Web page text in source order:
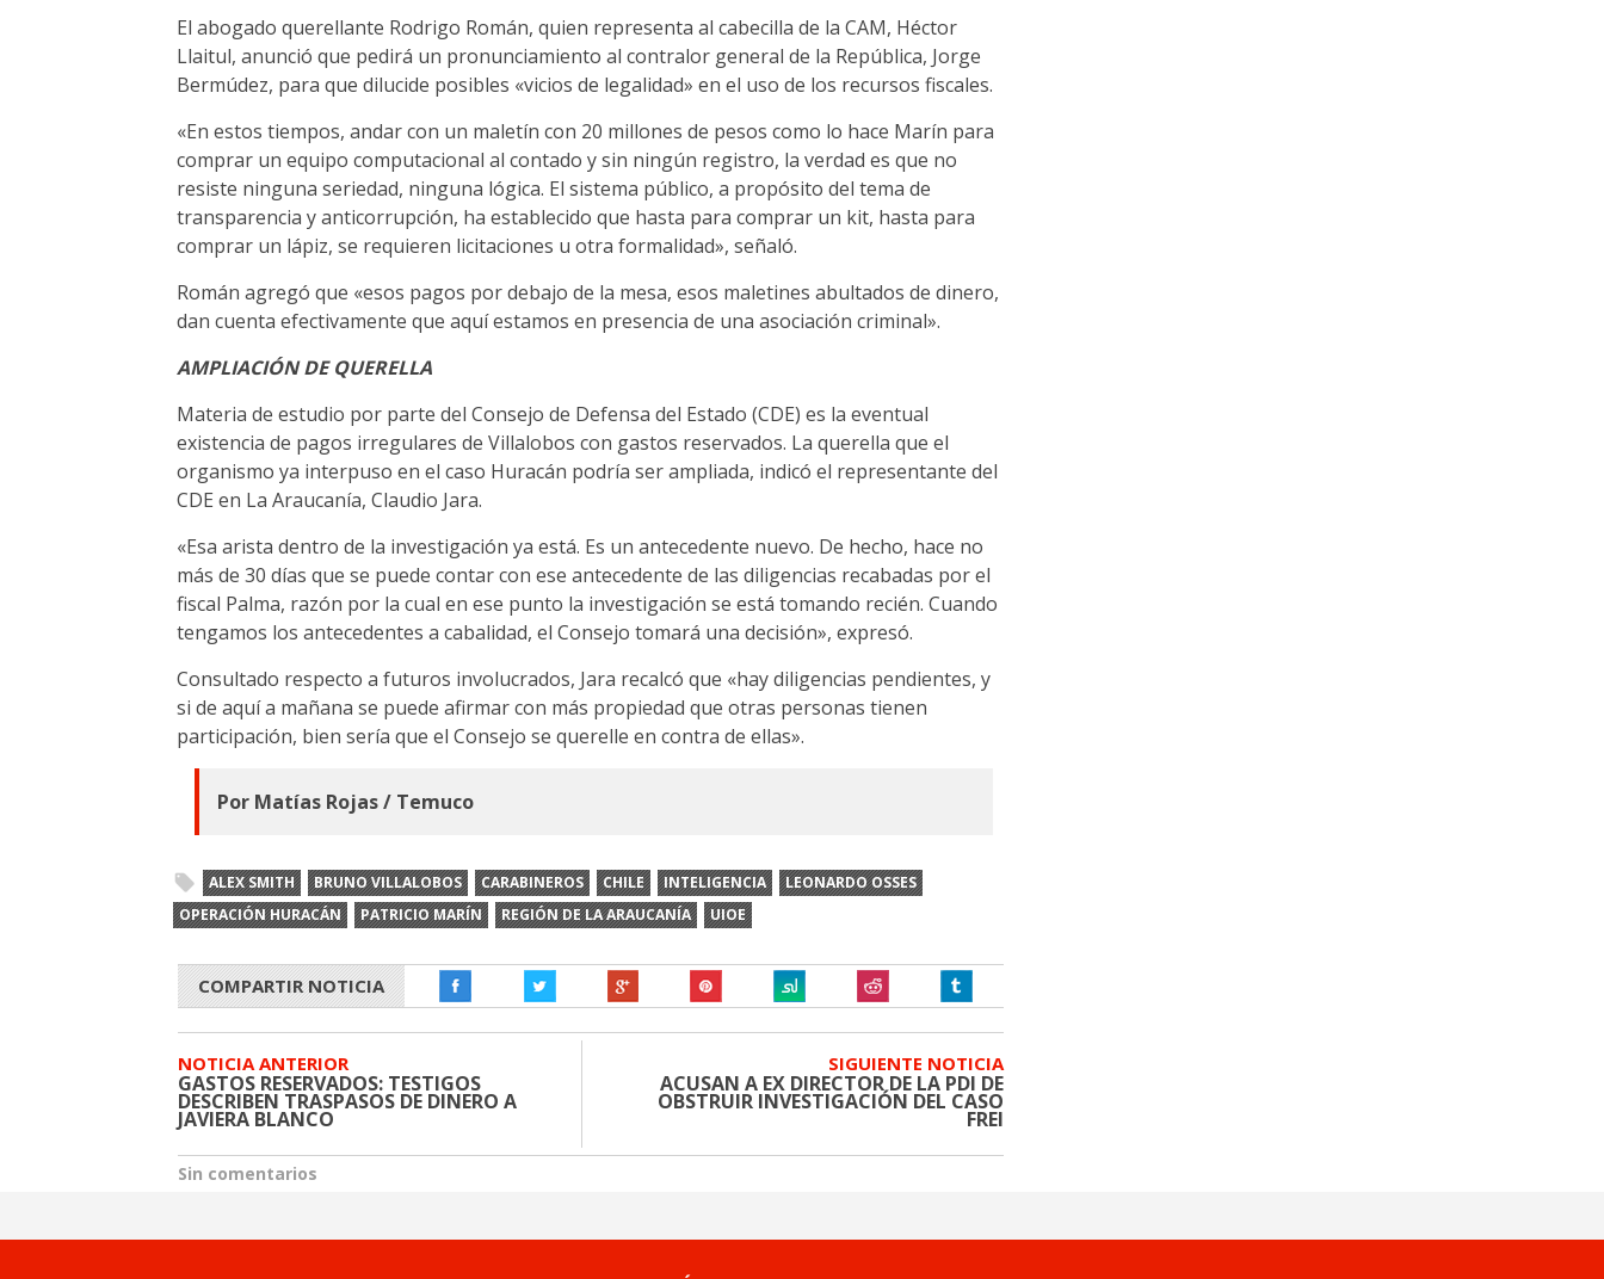
El abogado querellante Rodrigo Román, quien representa al cabecilla de la CAM, Héctor
Llaitul, anunció que pedirá un pronunciamiento al contralor general de la República, Jorge
Bermúdez, para que dilucide posibles «vicios de legalidad» en el uso de los recursos fiscales.
«En estos tiempos, andar con un maletín con 20 millones de pesos como lo hace Marín para
comprar un equipo computacional al contado y sin ningún registro, la verdad es que no
resiste ninguna seriedad, ninguna lógica. El sistema público, a propósito del tema de
transparencia y anticorrupción, ha establecido que hasta para comprar un kit, hasta para
comprar un lápiz, se requieren licitaciones u otra formalidad», señaló.
Román agregó que «esos pagos por debajo de la mesa, esos maletines abultados de dinero,
dan cuenta efectivamente que aquí estamos en presencia de una asociación criminal».
AMPLIACIÓN DE QUERELLA
Materia de estudio por parte del Consejo de Defensa del Estado (CDE) es la eventual
existencia de pagos irregulares de Villalobos con gastos reservados. La querella que el
organismo ya interpuso en el caso Huracán podría ser ampliada, indicó el representante del
CDE en La Araucanía, Claudio Jara.
«Esa arista dentro de la investigación ya está. Es un antecedente nuevo. De hecho, hace no
más de 30 días que se puede contar con ese antecedente de las diligencias recabadas por el
fiscal Palma, razón por la cual en ese punto la investigación se está tomando recién. Cuando
tengamos los antecedentes a cabalidad, el Consejo tomará una decisión», expresó.
Consultado respecto a futuros involucrados, Jara recalcó que «hay diligencias pendientes, y
si de aquí a mañana se puede afirmar con más propiedad que otras personas tienen
participación, bien sería que el Consejo se querelle en contra de ellas».
Por Matías Rojas / Temuco
ALEX SMITH BRUNO VILLALOBOS CARABINEROS CHILE INTELIGENCIA
LEONARDO OSSES
OPERACIÓN HURACÁN
PATRICIO MARÍN REGIÓN DE LA ARAUCANÍA UIOE
COMPARTIR NOTICIA
NOTICIA ANTERIOR
GASTOS RESERVADOS: TESTIGOS
DESCRIBEN TRASPASOS DE DINERO A
JAVIERA BLANCO
SIGUIENTE NOTICIA
ACUSAN A EX DIRECTOR DE LA PDI DE
OBSTRUIR INVESTIGACIÓN DEL CASO
FREI
Sin comentarios